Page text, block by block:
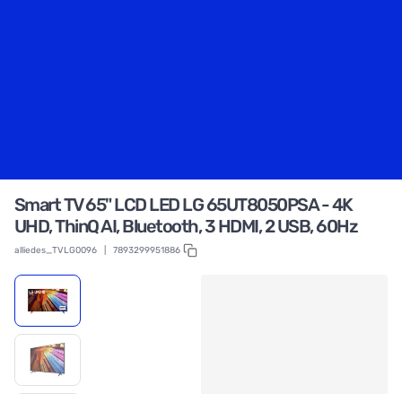
Smart TV 65" LCD LED LG 65UT8050PSA - 4K
UHD, ThinQ AI, Bluetooth, 3 HDMI, 2 USB, 60Hz
alliedes_TVLG0096 7893299951886